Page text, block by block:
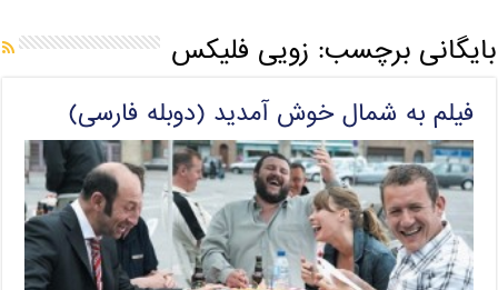
بایگانی برچسب: زویی فلیکس
فیلم به شمال خوش آمدید (دوبله فارسی)